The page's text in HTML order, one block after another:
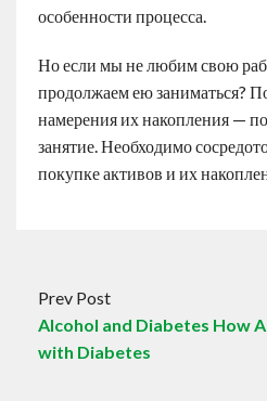
особенности процесса.
Но если мы не любим свою
продолжаем ею заниматься?
намерения их накопления —
занятие. Необходимо
покупке активов и их
Prev Post
Alcohol and Diabetes How
with Diabetes